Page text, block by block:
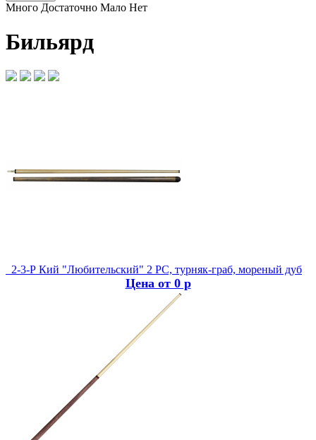
Много Достаточно Мало Нет
Бильярд
2-3-Р Кий "Любительский" 2 РС, турняк-граб, мореный дуб
Цена от 0 р